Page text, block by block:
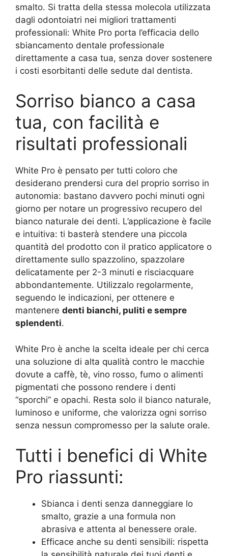
smalto. Si tratta della stessa molecola utilizzata
dagli odontoiatri nei migliori trattamenti
professionali: White Pro porta l’efficacia dello
sbiancamento dentale professionale
direttamente a casa tua, senza dover sostenere
i costi esorbitanti delle sedute dal dentista.
Sorriso bianco a casa
tua, con facilità e
risultati professionali
White Pro è pensato per tutti coloro che
desiderano prendersi cura del proprio sorriso in
autonomia: bastano davvero pochi minuti ogni
giorno per notare un progressivo recupero del
bianco naturale dei denti. L’applicazione è facile
e intuitiva: ti basterà stendere una piccola
quantità del prodotto con il pratico applicatore o
direttamente sullo spazzolino, spazzolare
delicatamente per 2-3 minuti e risciacquare
abbondantemente. Utilizzalo regolarmente,
seguendo le indicazioni, per ottenere e
mantenere denti bianchi, puliti e sempre
splendenti.
White Pro è anche la scelta ideale per chi cerca
una soluzione di alta qualità contro le macchie
dovute a caffè, tè, vino rosso, fumo o alimenti
pigmentati che possono rendere i denti
“sporchi” e opachi. Resta solo il bianco naturale,
luminoso e uniforme, che valorizza ogni sorriso
senza nessun compromesso per la salute orale.
Tutti i benefici di White
Pro riassunti:
Sbianca i denti senza danneggiare lo
smalto, grazie a una formula non
abrasiva e attenta al benessere orale.
Efficace anche su denti sensibili: rispetta